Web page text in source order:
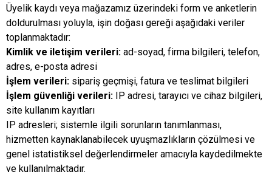
Üyelik kaydı veya mağazamız üzerindeki form ve anketlerin
doldurulması yoluyla, işin doğası gereği aşağıdaki veriler
toplanmaktadır:
Kimlik ve iletişim verileri: ad-soyad, firma bilgileri, telefon,
adres, e-posta adresi
İşlem verileri: sipariş geçmişi, fatura ve teslimat bilgileri
İşlem güvenliği verileri: IP adresi, tarayıcı ve cihaz bilgileri,
site kullanım kayıtları
IP adresleri; sistemle ilgili sorunların tanımlanması,
hizmetten kaynaklanabilecek uyuşmazlıkların çözülmesi ve
genel istatistiksel değerlendirmeler amacıyla kaydedilmekte
ve kullanılmaktadır.